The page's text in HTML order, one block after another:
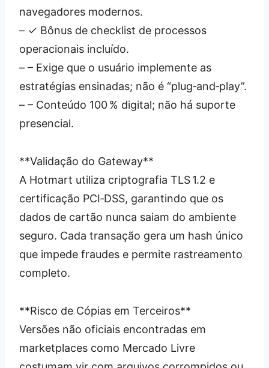
navegadores modernos.
– ✓ Bônus de checklist de processos
operacionais incluído.
– – Exige que o usuário implemente as
estratégias ensinadas; não é “plug‑and‑play”.
– – Conteúdo 100 % digital; não há suporte
presencial.
**Validação do Gateway**
A Hotmart utiliza criptografia TLS 1.2 e
certificação PCI‑DSS, garantindo que os
dados de cartão nunca saiam do ambiente
seguro. Cada transação gera um hash único
que impede fraudes e permite rastreamento
completo.
**Risco de Cópias em Terceiros**
Versões não oficiais encontradas em
marketplaces como Mercado Livre